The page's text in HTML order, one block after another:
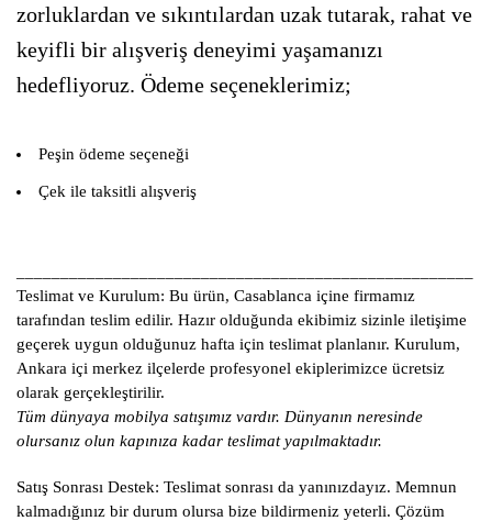
zorluklardan ve sıkıntılardan uzak tutarak, rahat ve
keyifli bir alışveriş deneyimi yaşamanızı
hedefliyoruz. Ödeme seçeneklerimiz;
Peşin ödeme seçeneği
Çek ile taksitli alışveriş
Teslimat ve Kurulum: Bu ürün, Casablanca içine firmamız
tarafından teslim edilir. Hazır olduğunda ekibimiz sizinle iletişime
geçerek uygun olduğunuz hafta için teslimat planlanır. Kurulum,
Ankara içi merkez ilçelerde profesyonel ekiplerimizce ücretsiz
olarak gerçekleştirilir.
Tüm dünyaya mobilya satışımız vardır. Dünyanın neresinde
olursanız olun kapınıza kadar teslimat yapılmaktadır.
Satış Sonrası Destek: Teslimat sonrası da yanınızdayız. Memnun
kalmadığınız bir durum olursa bize bildirmeniz yeterli. Çözüm